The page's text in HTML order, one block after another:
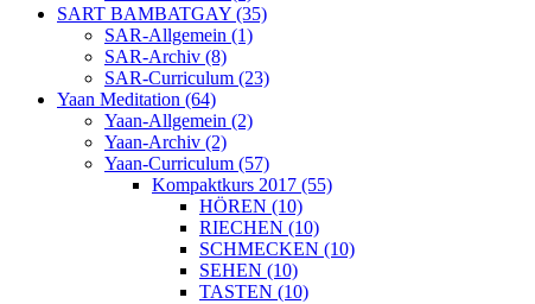
SART BAMBATGAY (35)
SAR-Allgemein (1)
SAR-Archiv (8)
SAR-Curriculum (23)
Yaan Meditation (64)
Yaan-Allgemein (2)
Yaan-Archiv (2)
Yaan-Curriculum (57)
Kompaktkurs 2017 (55)
HÖREN (10)
RIECHEN (10)
SCHMECKEN (10)
SEHEN (10)
TASTEN (10)